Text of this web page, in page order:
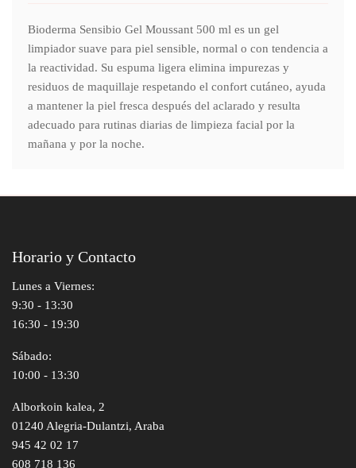
Bioderma Sensibio Gel Moussant 500 ml es un gel
limpiador suave para piel sensible, normal o con tendencia a
la reactividad. Su espuma ligera elimina impurezas y
residuos de maquillaje respetando el confort cutáneo, ayuda
a mantener la piel fresca después del aclarado y resulta
adecuado para rutinas diarias de limpieza facial por la
mañana y por la noche.
Horario y Contacto
Lunes a Viernes:
9:30 - 13:30
16:30 - 19:30
Sábado:
10:00 - 13:30
Alborkoin kalea, 2
01240 Alegria-Dulantzi, Araba
945 42 02 17
608 718 136